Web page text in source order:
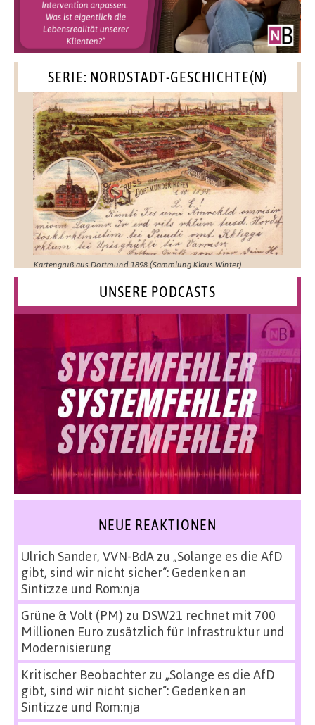
SERIE: NORDSTADT-GESCHICHTE(N)
Kartengruß aus Dortmund 1898 (Sammlung Klaus Winter)
UNSERE PODCASTS
NEUE REAKTIONEN
Ulrich Sander, VVN-BdAzu „Solange es die AfD
gibt, sind wir nicht sicher“: Gedenken an
Sinti:zze und Rom:nja
Grüne & Volt (PM) zu DSW21 rechnet mit 700
Millionen Euro zusätzlich für Infrastruktur und
Modernisierung
Kritischer Beobachterzu „Solange es die AfD
gibt, sind wir nicht sicher“: Gedenken an
Sinti:zze und Rom:nja